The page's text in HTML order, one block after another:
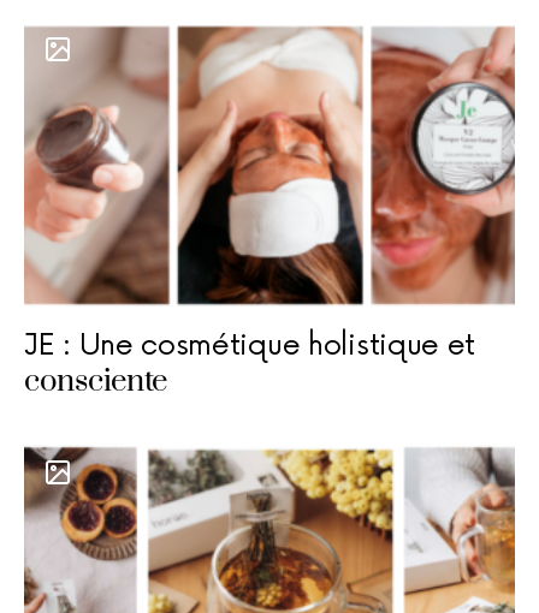
JE : Une cosmétique holistique et
consciente